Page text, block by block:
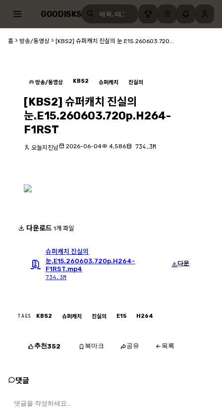
GOODISKS
홈 방송/동영상 [KBS2] 슈퍼캐치 진실의 눈.E15.260603.720...
방송/동영상 KBS2 슈퍼캐치 진실의
[KBS2] 슈퍼캐치 진실의
눈.E15.260603.720p.H264-
F1RST
오늘지진남 2026-06-04 4,586 734.3M
다운로드 1개 파일
슈퍼캐치 진실의
눈.E15.260603.720p.H264-
F1RST.mp4
734.3M
다운
TAGS KBS2 슈퍼캐치 진실의 E15 H264
추천352 북마크 공유 목록
댓글